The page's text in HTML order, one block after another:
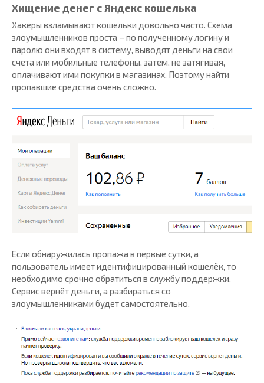
Хищение денег с Яндекс кошелька
Хакеры взламывают кошельки довольно часто. Схема
злоумышленников проста – по полученному логину и
паролю они входят в систему, выводят деньги на свои
счета или мобильные телефоны, затем, не затягивая,
оплачивают ими покупки в магазинах. Поэтому найти
пропавшие средства очень сложно.
Если обнаружилась пропажа в первые сутки, а
пользователь имеет идентифицированный кошелёк, то
необходимо срочно обратиться в службу поддержки.
Сервис вернёт деньги, а разбираться со
злоумышленниками будет самостоятельно.